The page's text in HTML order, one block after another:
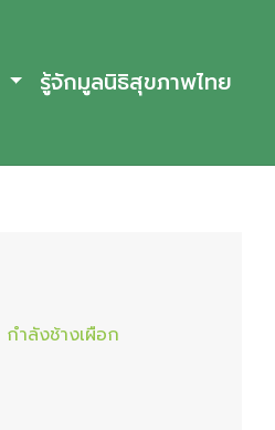
รู้จักมูลนิธิสุขภาพไทย
กำลังช้างเผือก